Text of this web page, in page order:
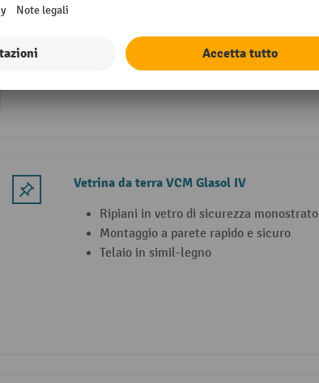
Telaio in simil-legno
Vetrina da terra VCM Glasol IV
Ripiani in vetro di sicurezza monostrato
Montaggio a parete rapido e sicuro
Telaio in simil-legno